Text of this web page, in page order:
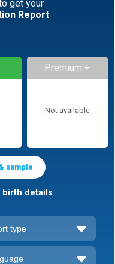
get your
Report
Premium +
Not available
sample
birth details